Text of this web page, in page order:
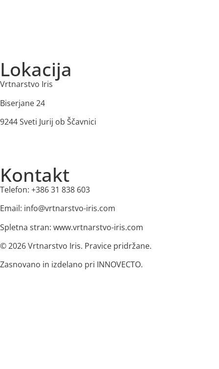
Lokacija
Vrtnarstvo Iris
Biserjane 24
9244 Sveti Jurij ob Ščavnici
Kontakt
Telefon: +386 31 838 603
Email: info@vrtnarstvo-iris.com
Spletna stran: www.vrtnarstvo-iris.com
© 2026 Vrtnarstvo Iris. Pravice pridržane.
Zasnovano in izdelano pri INNOVECTO.